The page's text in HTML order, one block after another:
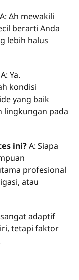
A: Δh mewakili
berarti Anda
lebih halus
A: Ya.
kondisi
yang baik
lingkungan pada
ini?A: Siapa
profesional
atau
adaptif
tetapi faktor